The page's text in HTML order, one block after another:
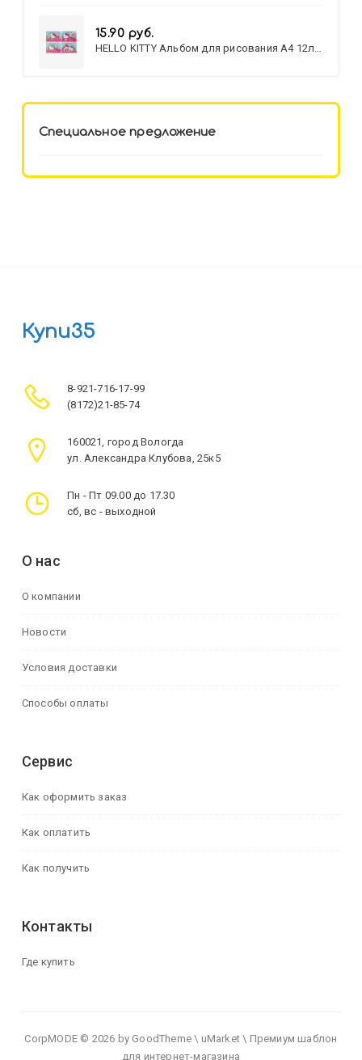
15.90 руб.
HELLO KITTY Альбом для рисования А4 12л.
Специальное предложение
Купи35
8-921-716-17-99
(8172)21-85-74
160021, город Вологда
ул. Александра Клубова, 25к5
Пн - Пт 09.00 до 17.30
сб, вс - выходной
О нас
О компании
Новости
Условия доставки
Способы оплаты
Сервис
Как оформить заказ
Как оплатить
Как получить
Контакты
Где купить
CorpMODE © 2026 by GoodTheme \ uMarket \ Премиум шаблон
для интернет-магазина